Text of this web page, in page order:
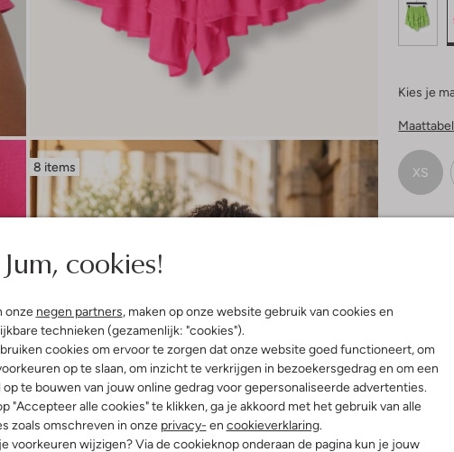
Jum, cookies!
onze negen partners, maken op onze website gebruik van cookies en
technieken (gezamenlijk: "cookies").
cookies om ervoor te zorgen dat onze website goed functioneert, om
op te slaan, om inzicht te verkrijgen in bezoekersgedrag en om een
op te bouwen van jouw online gedrag voor gepersonaliseerde advertenties.
"Accepteer alle cookies" te klikken, ga je akkoord met het gebruik van alle
zoals omschreven in onze privacy- en cookieverklaring.
voorkeuren wijzigen? Via de cookieknop onderaan de pagina kun je jouw
8 items
Kies je
Maattabel
XS